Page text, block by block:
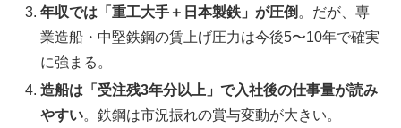
年収では「重工大手＋日本製鉄」が圧倒 。だが、専
業造船・中堅鉄鋼の賃上げ圧力は今後5〜10年で確実
に強まる。
造船は「受注残3年分以上」で入社後の仕事量が読み
やすい。鉄鋼は市況振れの賞与変動が大きい。